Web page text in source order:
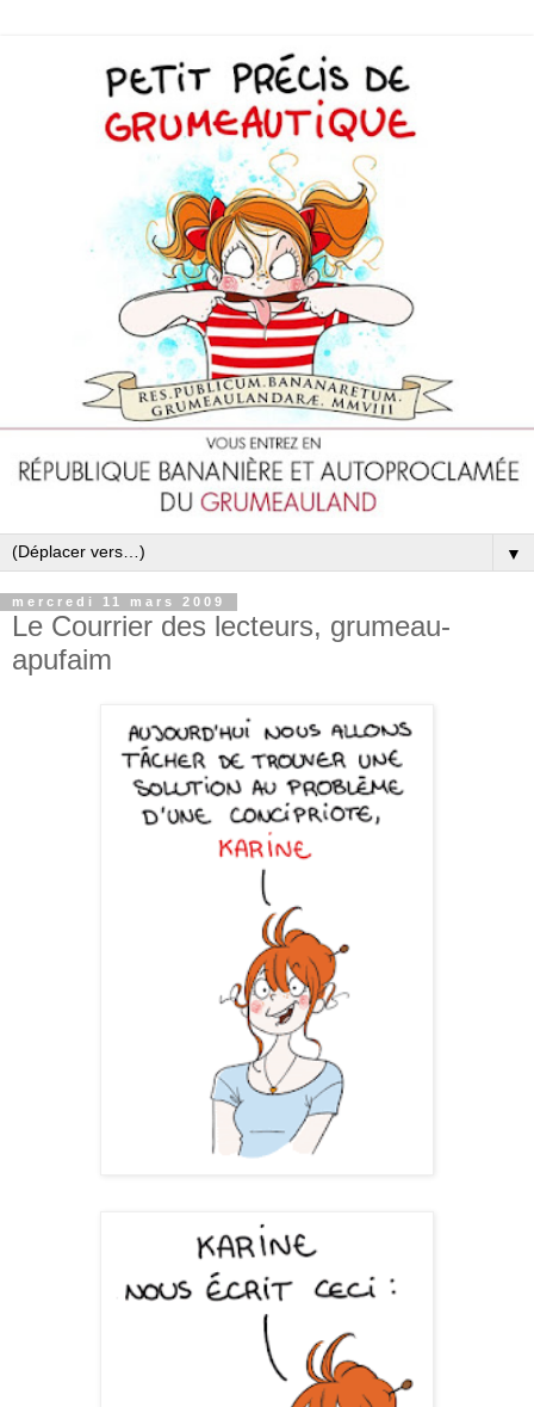
▼
mercredi 11 mars 2009
Le Courrier des lecteurs, grumeau-
apufaim